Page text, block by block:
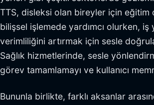
TTS, disleksi olan bireyler için eğitim
bilişsel işlemede yardımcı olurken,
verimliliğini artırmak için sesle
Sağlık hizmetlerinde, sesle
görev tamamlamayı ve kullanıcı
Bununla birlikte, farklı aksanlar